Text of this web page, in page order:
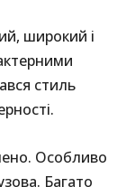
широкий і
стиль
Особливо
Багато